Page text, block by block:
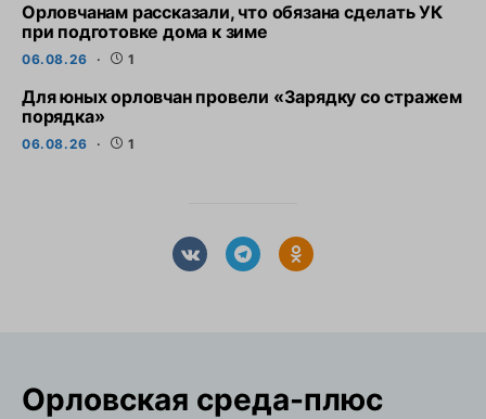
Орловчанам рассказали, что обязана сделать УК
при подготовке дома к зиме
06.08.26 1
Для юных орловчан провели «Зарядку со стражем
порядка»
06.08.26 1
Орловская cреда-плюс